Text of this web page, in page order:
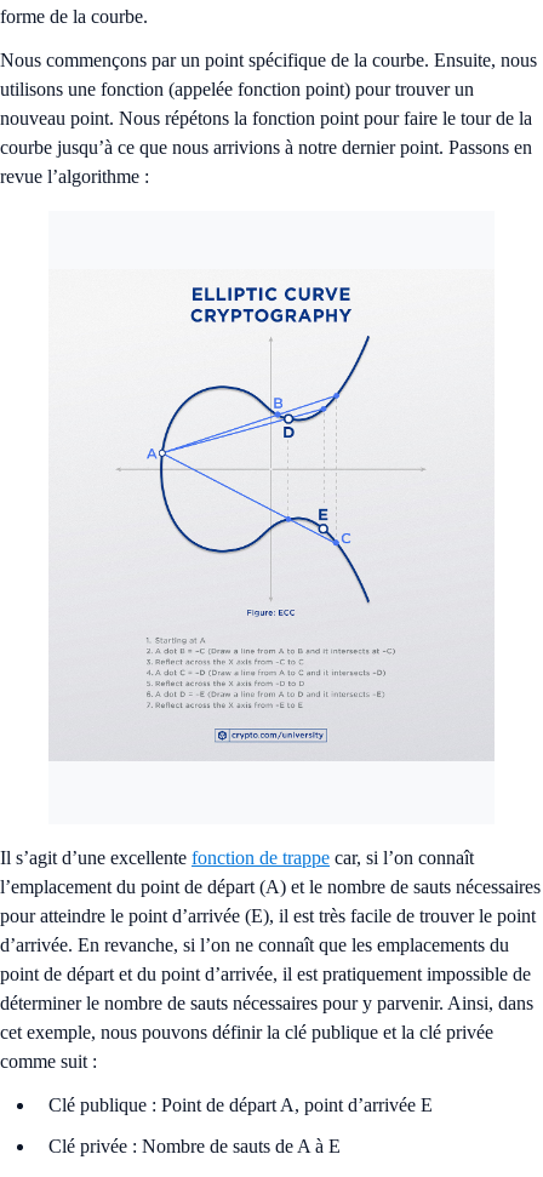
forme de la courbe.
Nous commençons par un point spécifique de la courbe. Ensuite, nous
utilisons une fonction (appelée fonction point) pour trouver un
nouveau point. Nous répétons la fonction point pour faire le tour de la
courbe jusqu’à ce que nous arrivions à notre dernier point. Passons en
revue l’algorithme :
Il s’agit d’une excellente fonction de trappe car, si l’on connaît
l’emplacement du point de départ (A) et le nombre de sauts nécessaires
pour atteindre le point d’arrivée (E), il est très facile de trouver le point
d’arrivée. En revanche, si l’on ne connaît que les emplacements du
point de départ et du point d’arrivée, il est pratiquement impossible de
déterminer le nombre de sauts nécessaires pour y parvenir. Ainsi, dans
cet exemple, nous pouvons définir la clé publique et la clé privée
comme suit :
Clé publique : Point de départ A, point d’arrivée E
Clé privée : Nombre de sauts de A à E